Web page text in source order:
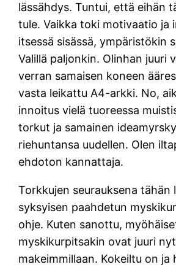
lässähdys. Tuntui, että eihän
tule. Vaikka toki motivaatio ja
itsessä sisässä, ympäristökin
Valillä paljonkin. Olinhan juuri
verran samaisen koneen
vasta leikattu A4-arkki. No,
innoitus vielä tuoreessa
torkut ja samainen
riehuntansa uudellen. Olen
ehdoton kannattaja.
Torkkujen seurauksena tähän
syksyisen paahdetun
ohje. Kuten sanottu,
myskikurpitsakin ovat juuri nyt
makeimmillaan. Kokeiltu on ja